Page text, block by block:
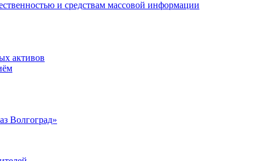
и средствам массовой информации
активов